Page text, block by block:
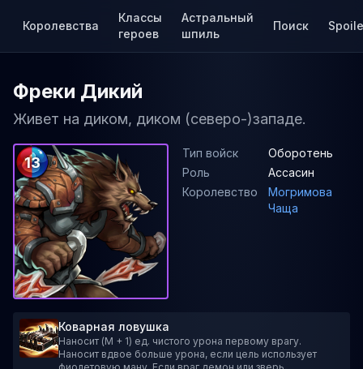
Королевства
Классы
героев
Астральный
шпиль
Поиск
Фреки Дикий
Живет на диком, диком (северо-)западе.
13
Тип войск
Оборотень
Роль
Ассасин
Королевство
Могримова
Чаща
Коварная ловушка
Наносит (M + 1) ед. чистого урона первому врагу.
Наносит вдвое больше урона, если цель использует